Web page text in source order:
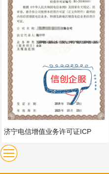
济宁电信增值业务许可证ICP